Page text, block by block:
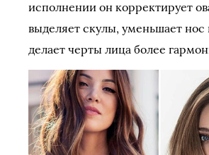
исполнении он корректирует
выделяет скулы, уменьшает нос
делает черты лица более